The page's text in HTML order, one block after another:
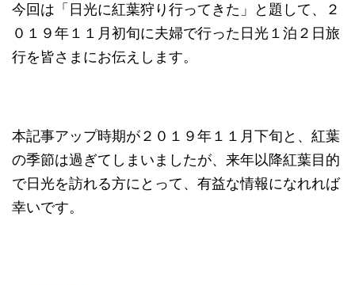
今回は「日光に紅葉狩り行ってきた」と題して、２
０１９年１１月初旬に夫婦で行った日光１泊２日旅
行を皆さまにお伝えします。
本記事アップ時期が２０１９年１１月下旬と、紅葉
の季節は過ぎてしまいましたが、来年以降紅葉目的
で日光を訪れる方にとって、有益な情報になれれば
幸いです。